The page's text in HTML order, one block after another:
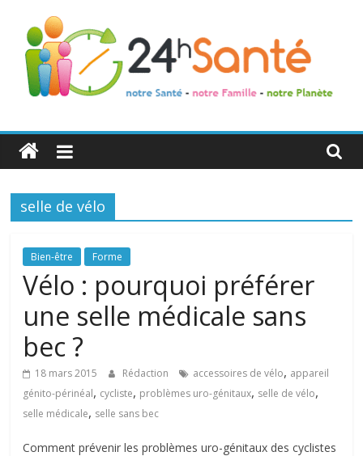
24h
Santé
La
de
toute
famille
selle de vélo
Bien-être Forme
Vélo : pourquoi préférer
une selle médicale sans
bec ?
18 mars 2015 Rédaction accessoires de vélo, appareil
génito-périnéal, cycliste, problèmes uro-génitaux, selle de vélo,
selle médicale, selle sans bec
Comment prévenir les problèmes uro-génitaux des cyclistes